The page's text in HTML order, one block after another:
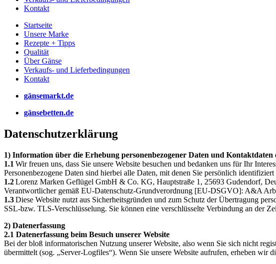
Kontakt
Startseite
Unsere Marke
Rezepte + Tipps
Qualität
Über Gänse
Verkaufs- und Lieferbedingungen
Kontakt
gänsemarkt.de
gänsebetten.de
Datenschutzerklärung
1) Information über die Erhebung personenbezogener Daten und Kontaktdaten
1.1 Wir freuen uns, dass Sie unsere Website besuchen und bedanken uns für Ihr
Personenbezogene Daten sind hierbei alle Daten, mit denen Sie persönlich
1.2Lorenz Marken Geflügel GmbH & Co. KG, Hauptstraße 1, 25693 Gudendorf,
Verantwortlicher gemäß EU-Datenschutz-Grundverordnung [EU-DSGVO]: A&A
1.3Diese Website nutzt aus Sicherheitsgründen und zum Schutz der Übertragung
SSL-bzw. TLS-Verschlüsselung. Sie können eine verschlüsselte Verbindung an der
2) Datenerfassung
2.1 Datenerfassung beim Besuch unserer Website
Bei der bloß informatorischen Nutzung unserer Website, also wenn Sie sich nicht
übermittelt (sog. „Server-Logfiles“). Wenn Sie unsere Website aufrufen, erheben